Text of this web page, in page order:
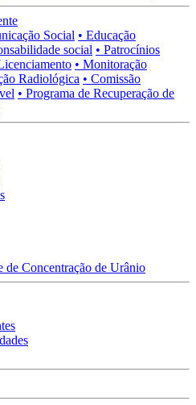
Social • Educação
social • Patrocínios
• Monitoração
Radiológica • Comissão
• Programa de Recuperação de
de Concentração de Urânio